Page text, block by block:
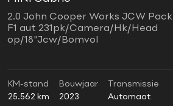
2.0 John Cooper Works JCW Pack
F1 aut 231pk/Camera/Hk/Head
op/18"Jcw/Bomvol
KM-stand
25.562 km
Bouwjaar
2023
Transmissie
Automaat